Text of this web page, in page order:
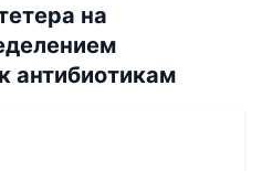
на
антибиотикам